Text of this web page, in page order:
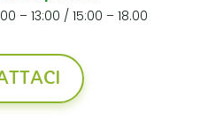
– 13:00 / 15:00 – 18.00